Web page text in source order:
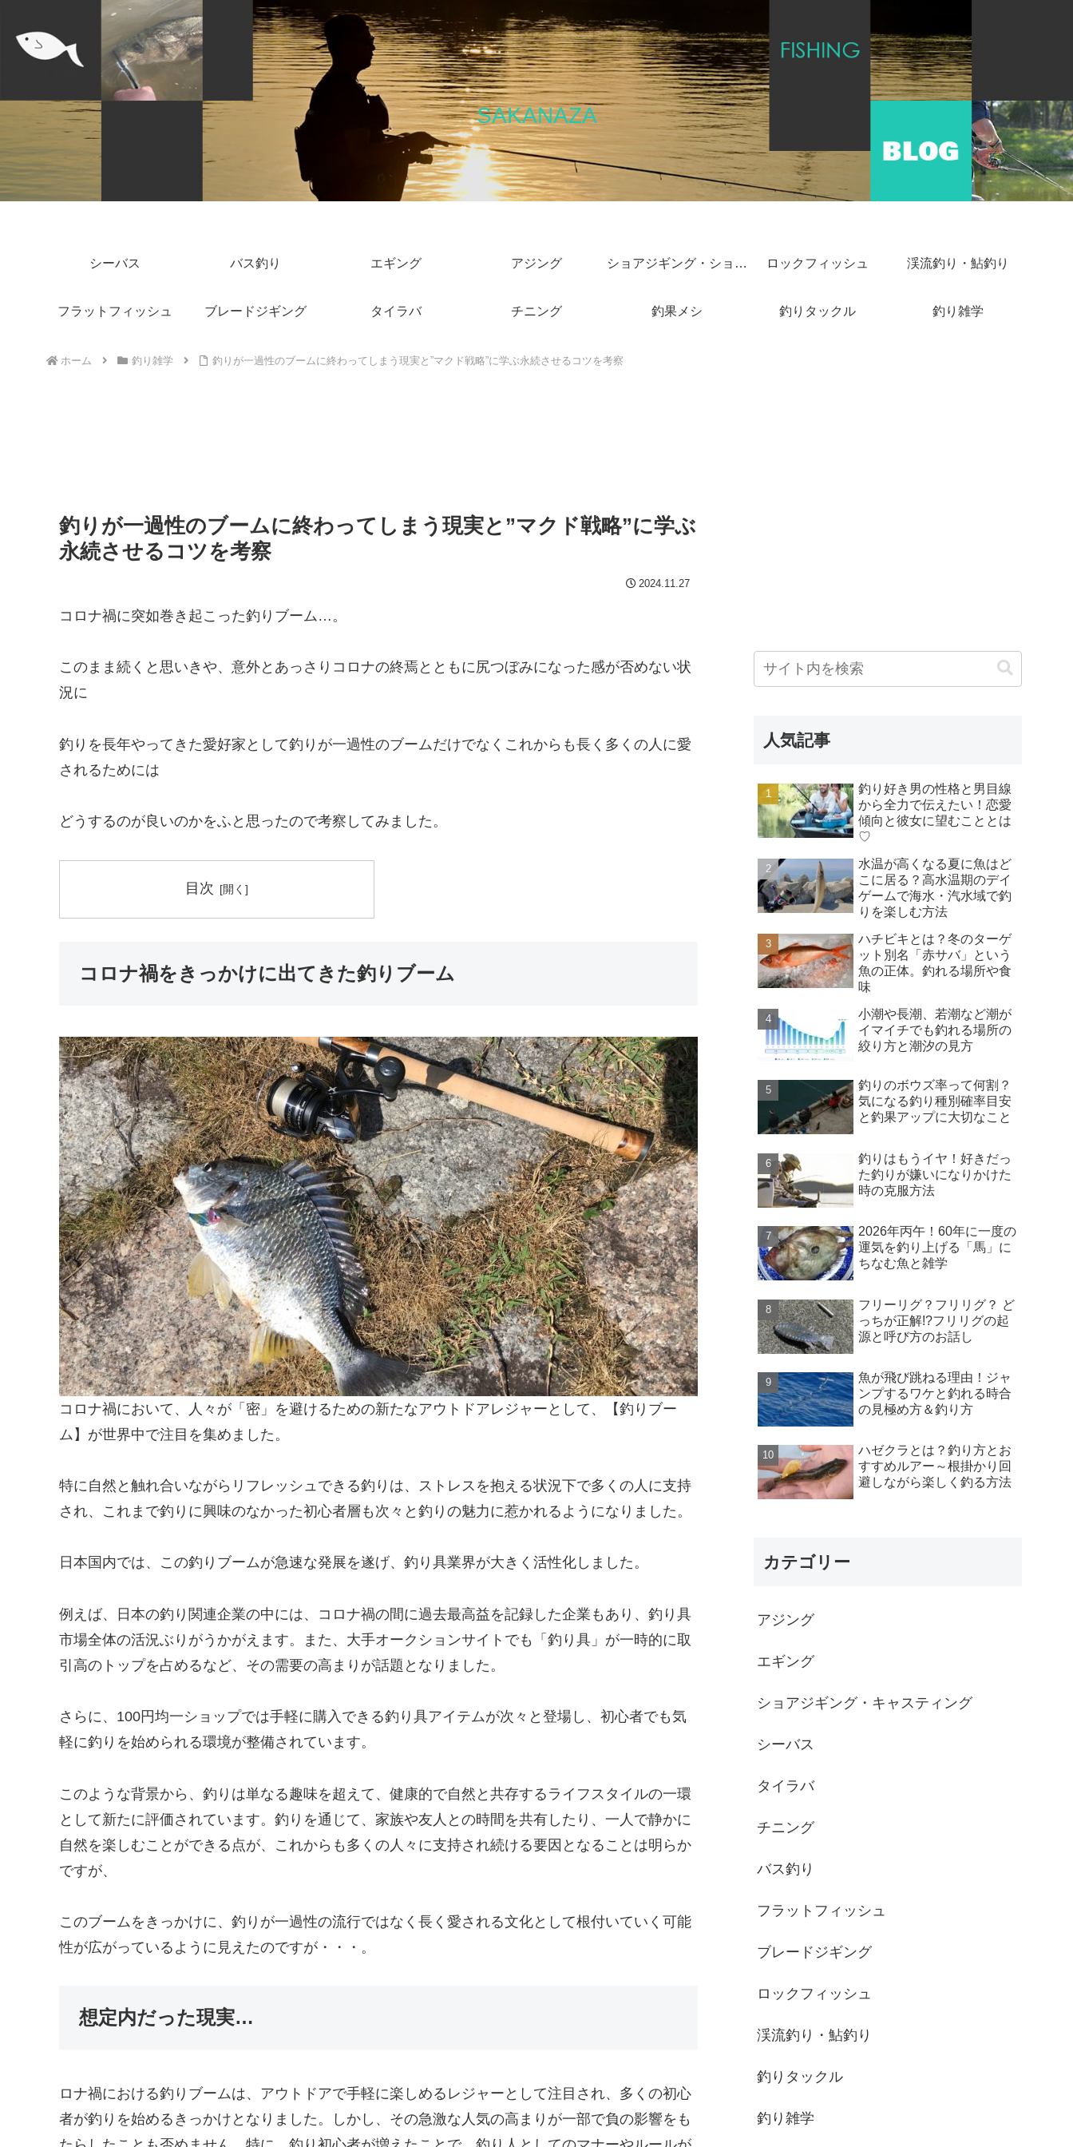
SAKANAZA
シーバス バス釣り エギング アジング ショアジギング・ショアキャスティング ロックフィッシュ 渓流釣り・鮎釣り
フラットフィッシュ ブレードジギング タイラバ チニング 釣果メシ 釣りタックル 釣り雑学
ホーム 釣り雑学 釣りが一過性のブームに終わってしまう現実と”マクド戦略”に学ぶ永続させるコツを考察
釣りが一過性のブームに終わってしまう現実と”マクド戦略”に学ぶ
永続させるコツを考察
2024.11.27
コロナ禍に突如巻き起こった釣りブーム…。
このまま続くと思いきや、意外とあっさりコロナの終焉とともに尻つぼみになった感が否めない状
況に
釣りを長年やってきた愛好家として釣りが一過性のブームだけでなくこれからも長く多くの人に愛
されるためには
どうするのが良いのかをふと思ったので考察してみました。
目次
コロナ禍をきっかけに出てきた釣りブーム
コロナ禍において、人々が「密」を避けるための新たなアウトドアレジャーとして、【釣りブー
ム】が世界中で注目を集めました。
特に自然と触れ合いながらリフレッシュできる釣りは、ストレスを抱える状況下で多くの人に支持
され、これまで釣りに興味のなかった初心者層も次々と釣りの魅力に惹かれるようになりました。
日本国内では、この釣りブームが急速な発展を遂げ、釣り具業界が大きく活性化しました。
例えば、日本の釣り関連企業の中には、コロナ禍の間に過去最高益を記録した企業もあり、釣り具
市場全体の活況ぶりがうかがえます。また、大手オークションサイトでも「釣り具」が一時的に取
引高のトップを占めるなど、その需要の高まりが話題となりました。
さらに、100円均一ショップでは手軽に購入できる釣り具アイテムが次々と登場し、初心者でも気
軽に釣りを始められる環境が整備されています。
このような背景から、釣りは単なる趣味を超えて、健康的で自然と共存するライフスタイルの一環
として新たに評価されています。釣りを通じて、家族や友人との時間を共有したり、一人で静かに
自然を楽しむことができる点が、これからも多くの人々に支持され続ける要因となることは明らか
ですが、
このブームをきっかけに、釣りが一過性の流行ではなく長く愛される文化として根付いていく可能
性が広がっているように見えたのですが・・・。
想定内だった現実…
ロナ禍における釣りブームは、アウトドアで手軽に楽しめるレジャーとして注目され、多くの初心
者が釣りを始めるきっかけとなりました。しかし、その急激な人気の高まりが一部で負の影響をも
人気記事
釣り好き男の性格と男目線
から全力で伝えたい！恋愛
傾向と彼女に望むこととは
♡
水温が高くなる夏に魚はど
こに居る？高水温期のデイ
ゲームで海水・汽水域で釣
りを楽しむ方法
ハチビキとは？冬のターゲ
ット別名「赤サバ」という
魚の正体。釣れる場所や食
味
小潮や長潮、若潮など潮が
イマイチでも釣れる場所の
絞り方と潮汐の見方
釣りのボウズ率って何割？
気になる釣り種別確率目安
と釣果アップに大切なこと
釣りはもうイヤ！好きだっ
た釣りが嫌いになりかけた
時の克服方法
2026年丙午！60年に一度の
運気を釣り上げる「馬」に
ちなむ魚と雑学
フリーリグ？フリリグ？ ど
っちが正解!?フリリグの起
源と呼び方のお話し
魚が飛び跳ねる理由！ジャ
ンプするワケと釣れる時合
の見極め方＆釣り方
ハゼクラとは？釣り方とお
すすめルアー～根掛かり回
避しながら楽しく釣る方法
カテゴリー
アジング
エギング
ショアジギング・キャスティング
シーバス
タイラバ
チニング
バス釣り
フラットフィッシュ
ブレードジギング
ロックフィッシュ
渓流釣り・鮎釣り
釣りタックル
釣り雑学